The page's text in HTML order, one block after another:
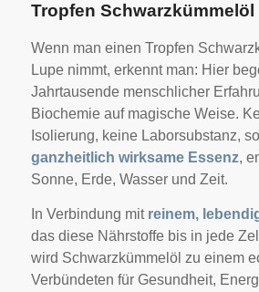
Tropfen Schwarzkümmelöl
Wenn man einen Tropfen
Lupe nimmt, erkennt man: Hier
Jahrtausende menschlicher
Biochemie auf magische Weise.
Isolierung, keine Laborsubstanz,
ganzheitlich wirksame Essenz,
Sonne, Erde, Wasser und Zeit.
In Verbindung mit reinem,
das diese Nährstoffe bis in jede
wird Schwarzkümmelöl zu einem
Verbündeten für Gesundheit,